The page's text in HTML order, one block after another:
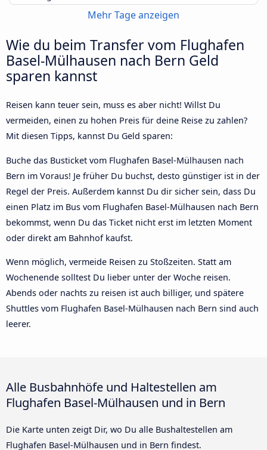
Mehr Tage anzeigen
Wie du beim Transfer vom Flughafen
Basel-Mülhausen nach Bern Geld
sparen kannst
Reisen kann teuer sein, muss es aber nicht! Willst Du
vermeiden, einen zu hohen Preis für deine Reise zu zahlen?
Mit diesen Tipps, kannst Du Geld sparen:
Buche das Busticket vom Flughafen Basel-Mülhausen nach
Bern im Voraus! Je früher Du buchst, desto günstiger ist in der
Regel der Preis. Außerdem kannst Du dir sicher sein, dass Du
einen Platz im Bus vom Flughafen Basel-Mülhausen nach Bern
bekommst, wenn Du das Ticket nicht erst im letzten Moment
oder direkt am Bahnhof kaufst.
Wenn möglich, vermeide Reisen zu Stoßzeiten. Statt am
Wochenende solltest Du lieber unter der Woche reisen.
Abends oder nachts zu reisen ist auch billiger, und spätere
Shuttles vom Flughafen Basel-Mülhausen nach Bern sind auch
leerer.
Alle Busbahnhöfe und Haltestellen am
Flughafen Basel-Mülhausen und in Bern
Die Karte unten zeigt Dir, wo Du alle Bushaltestellen am
Flughafen Basel-Mülhausen und in Bern findest.